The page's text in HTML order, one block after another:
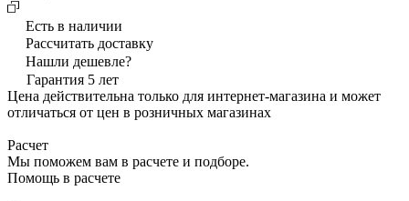
Есть в наличии
Рассчитать доставку
Нашли дешевле?
Гарантия 5 лет
Цена действительна только для интернет-магазина и может
отличаться от цен в розничных магазинах
Расчет
Мы поможем вам в расчете и подборе.
Помощь в расчете